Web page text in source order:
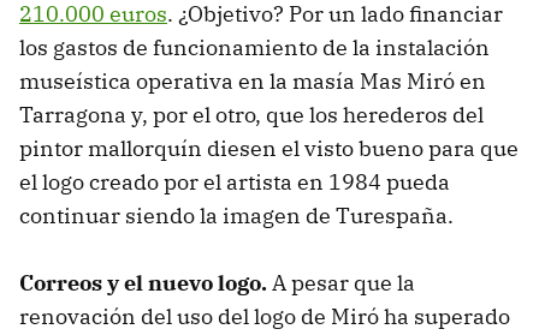
210.000 euros. ¿Objetivo? Por un lado financiar
los gastos de funcionamiento de la instalación
museística operativa en la masía Mas Miró en
Tarragona y, por el otro, que los herederos del
pintor mallorquín diesen el visto bueno para que
el logo creado por el artista en 1984 pueda
continuar siendo la imagen de Turespaña.
Correos y el nuevo logo.A pesar que la
renovación del uso del logo de Miró ha superado